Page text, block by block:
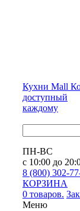
Кухни Mall
доступный
каждому
ПН-ВС
с 10:00 до
8 (800) 302-
КОРЗИНА
0 товаров.
Меню